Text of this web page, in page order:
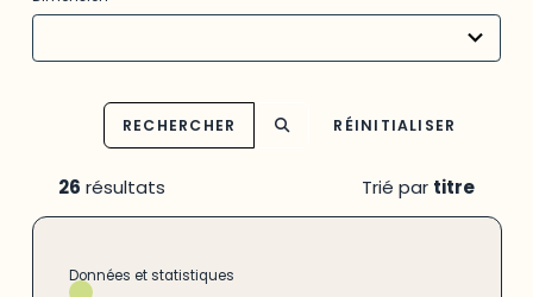
results
RECHERCHER RÉINITIALISER
26 résultats Trié par titre
Données et statistiques